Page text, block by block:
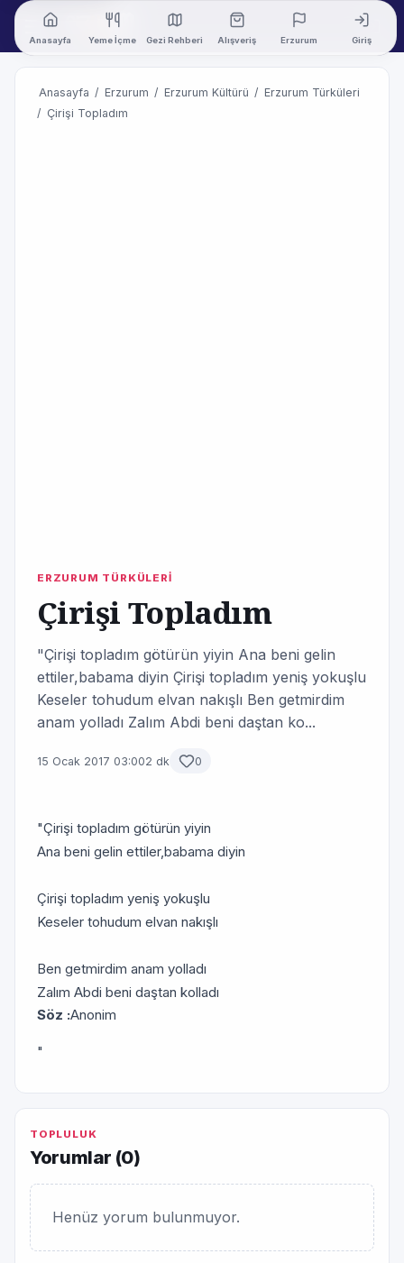
Anasayfa Yeme İçme Gezi Rehberi Alışveriş Erzurum Giriş
Anasayfa / Erzurum / Erzurum Kültürü / Erzurum Türküleri
/ Çirişi Topladım
ERZURUM TÜRKÜLERİ
Çirişi Topladım
"Çirişi topladım götürün yiyin Ana beni gelin
ettiler,babama diyin Çirişi topladım yeniş yokuşlu
Keseler tohudum elvan nakışlı Ben getmirdim
anam yolladı Zalım Abdi beni daştan ko...
15 Ocak 2017 03:002 dk 0
"Çirişi topladım götürün yiyin
Ana beni gelin ettiler,babama diyin
Çirişi topladım yeniş yokuşlu
Keseler tohudum elvan nakışlı
Ben getmirdim anam yolladı
Zalım Abdi beni daştan kolladı
Söz :Anonim
"
TOPLULUK
Yorumlar (0)
Henüz yorum bulunmuyor.